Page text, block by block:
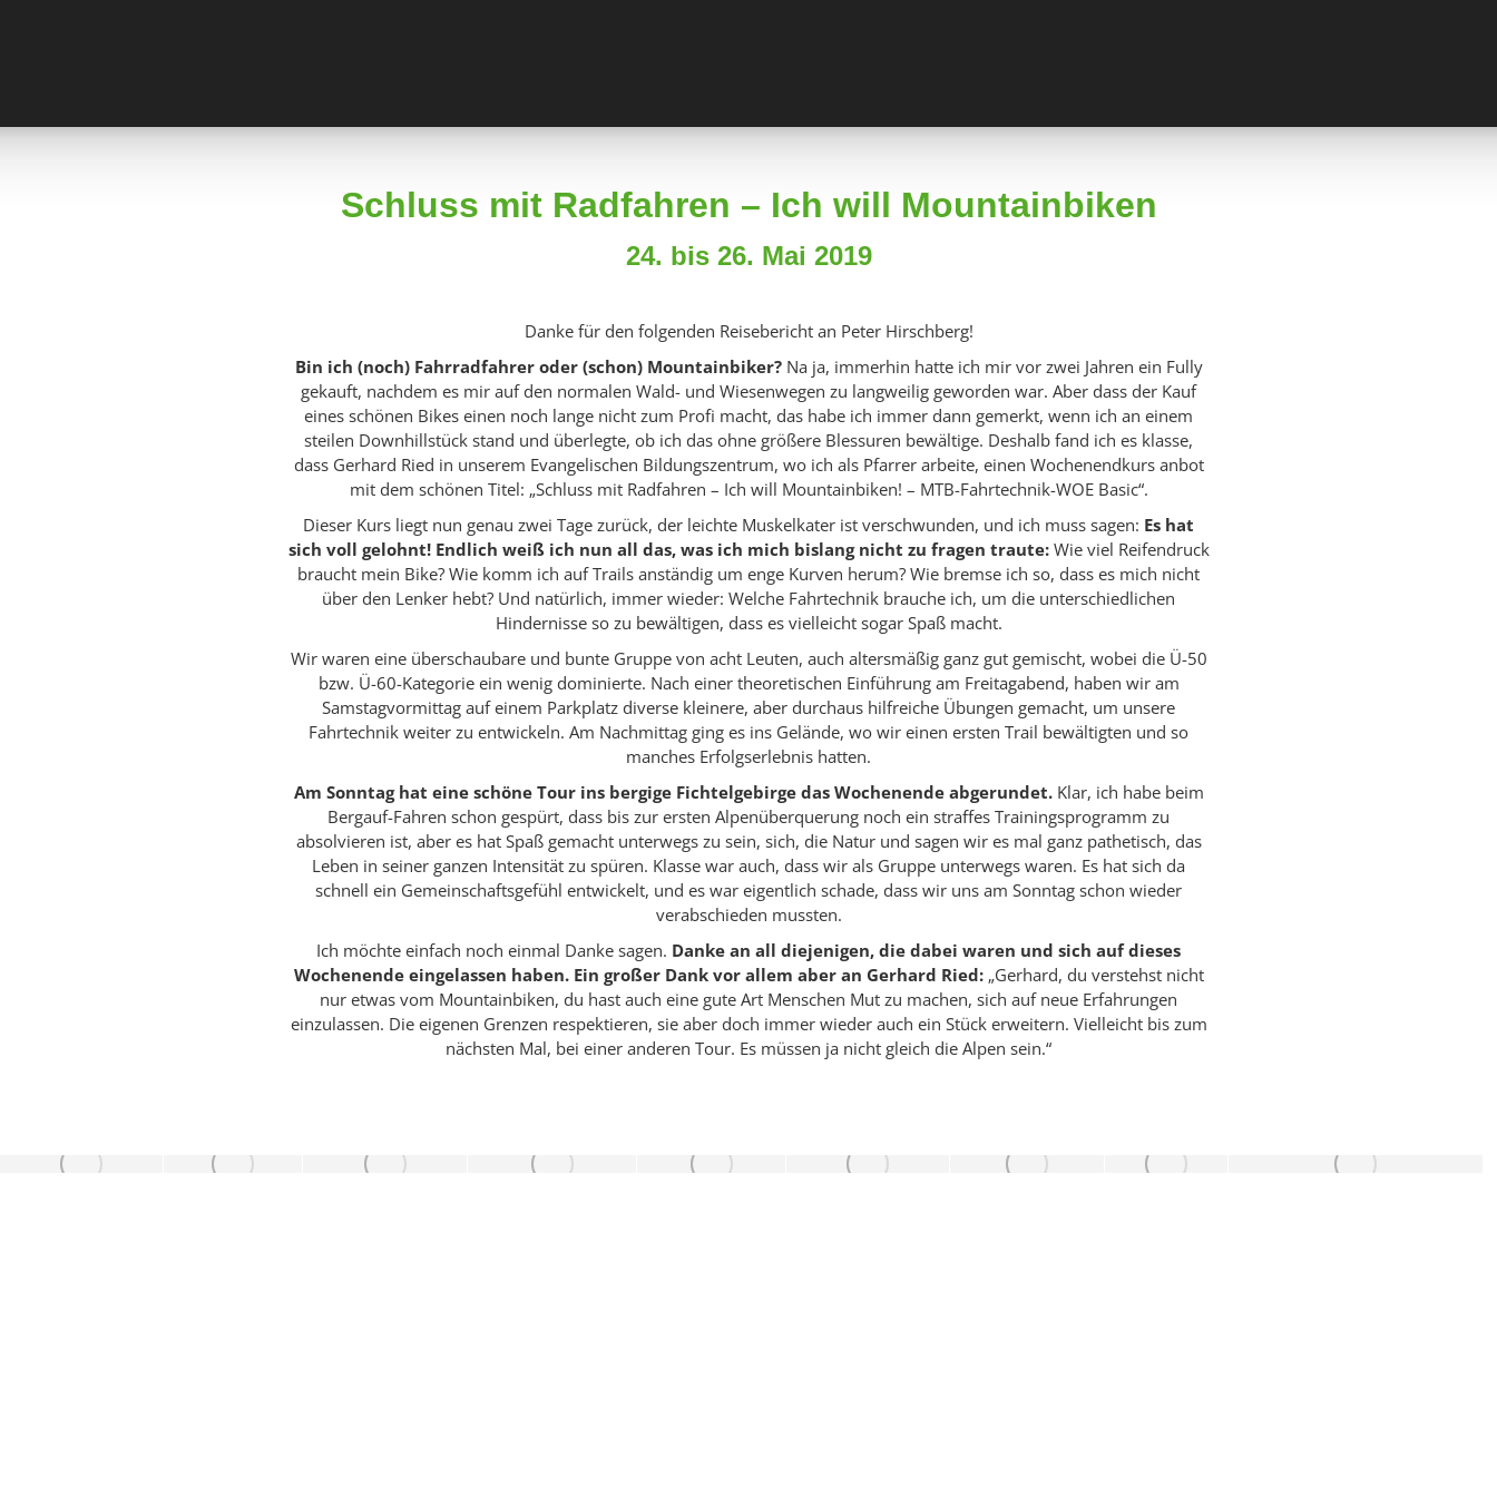
Schluss mit Radfahren – Ich will Mountainbiken
24. bis 26. Mai 2019
Danke für den folgenden Reisebericht an Peter Hirschberg!
Bin ich (noch) Fahrradfahrer oder (schon) Mountainbiker?Na ja, immerhin hatte ich mir vor zwei Jahren ein Fully
gekauft, nachdem es mir auf den normalen Wald- und Wiesenwegen zu langweilig geworden war. Aber dass der Kauf
eines schönen Bikes einen noch lange nicht zum Profi macht, das habe ich immer dann gemerkt, wenn ich an einem
steilen Downhillstück stand und überlegte, ob ich das ohne größere Blessuren bewältige. Deshalb fand ich es klasse,
dass Gerhard Ried in unserem Evangelischen Bildungszentrum, wo ich als Pfarrer arbeite, einen Wochenendkurs anbot
mit dem schönen Titel: „Schluss mit Radfahren – Ich will Mountainbiken! – MTB-Fahrtechnik-WOE Basic“.
Dieser Kurs liegt nun genau zwei Tage zurück, der leichte Muskelkater ist verschwunden, und ich muss sagen: Es hat
sich voll gelohnt! Endlich weiß ich nun all das, was ich mich bislang nicht zu fragen traute:Wie viel Reifendruck
braucht mein Bike? Wie komm ich auf Trails anständig um enge Kurven herum? Wie bremse ich so, dass es mich nicht
über den Lenker hebt? Und natürlich, immer wieder: Welche Fahrtechnik brauche ich, um die unterschiedlichen
Hindernisse so zu bewältigen, dass es vielleicht sogar Spaß macht.
Wir waren eine überschaubare und bunte Gruppe von acht Leuten, auch altersmäßig ganz gut gemischt, wobei die Ü-50
bzw. Ü-60-Kategorie ein wenig dominierte. Nach einer theoretischen Einführung am Freitagabend, haben wir am
Samstagvormittag auf einem Parkplatz diverse kleinere, aber durchaus hilfreiche Übungen gemacht, um unsere
Fahrtechnik weiter zu entwickeln. Am Nachmittag ging es ins Gelände, wo wir einen ersten Trail bewältigten und so
manches Erfolgserlebnis hatten.
Am Sonntag hat eine schöne Tour ins bergige Fichtelgebirge das Wochenende abgerundet.Klar, ich habe beim
Bergauf-Fahren schon gespürt, dass bis zur ersten Alpenüberquerung noch ein straffes Trainingsprogramm zu
absolvieren ist, aber es hat Spaß gemacht unterwegs zu sein, sich, die Natur und sagen wir es mal ganz pathetisch, das
Leben in seiner ganzen Intensität zu spüren. Klasse war auch, dass wir als Gruppe unterwegs waren. Es hat sich da
schnell ein Gemeinschaftsgefühl entwickelt, und es war eigentlich schade, dass wir uns am Sonntag schon wieder
verabschieden mussten.
Ich möchte einfach noch einmal Danke sagen. Danke an all diejenigen, die dabei waren und sich auf dieses
Wochenende eingelassen haben. Ein großer Dank vor allem aber an Gerhard Ried:„Gerhard, du verstehst nicht
nur etwas vom Mountainbiken, du hast auch eine gute Art Menschen Mut zu machen, sich auf neue Erfahrungen
einzulassen. Die eigenen Grenzen respektieren, sie aber doch immer wieder auch ein Stück erweitern. Vielleicht bis zum
nächsten Mal, bei einer anderen Tour. Es müssen ja nicht gleich die Alpen sein.“